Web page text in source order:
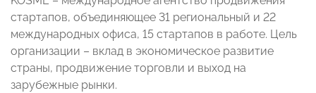
стартапов, объединяющее 31 региональный и 22
международных офиса, 15 стартапов в работе. Цель
организации – вклад в экономическое развитие
страны, продвижение торговли и выход на
зарубежные рынки.